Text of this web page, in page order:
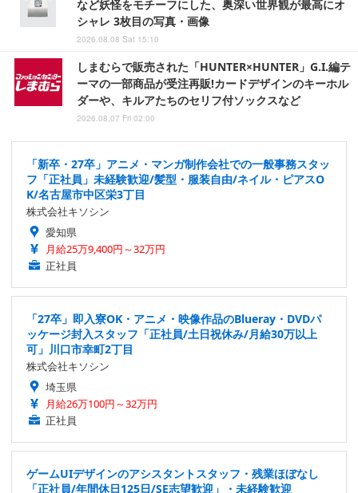
など妖怪をモチーフにした、奥深い世界観が最高にオ
シャレ 3枚目の写真・画像
2026.08.08 Sat 15:10
しまむらで販売された「HUNTER×HUNTER」G.I.編テ
ーマの一部商品が受注再販!カードデザインのキーホル
ダーや、キルアたちのセリフ付ソックスなど
2026.08.07 Fri 02:00
「新卒・27卒」アニメ・マンガ制作会社での一般事務スタッ
フ「正社員」未経験歓迎/髪型・服装自由/ネイル・ピアスO
K/名古屋市中区栄3丁目
株式会社キソシン
愛知県
月給25万9,400円～32万円
正社員
「27卒」即入寮OK・アニメ・映像作品のBlueray・DVDパ
ッケージ封入スタッフ「正社員/土日祝休み/月給30万以上
可」川口市幸町2丁目
株式会社キソシン
埼玉県
月給26万100円～32万円
正社員
ゲームUIデザインのアシスタントスタッフ・残業ほぼなし
「正社員/年間休日125日/SE志望歓迎」・未経験歓迎